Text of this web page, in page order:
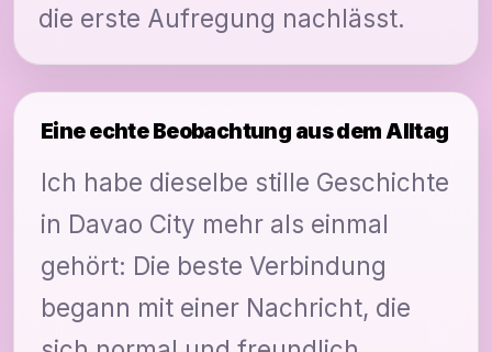
die erste Aufregung nachlässt.
Eine echte Beobachtung aus dem Alltag
Ich habe dieselbe stille Geschichte
in Davao City mehr als einmal
gehört: Die beste Verbindung
begann mit einer Nachricht, die